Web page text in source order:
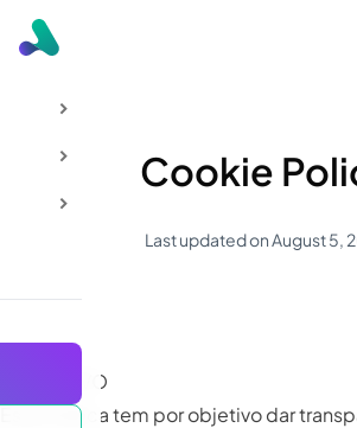
Cookie
Last updated on August 5,
1. OBJETIVO
Esta Política tem por objetivo dar